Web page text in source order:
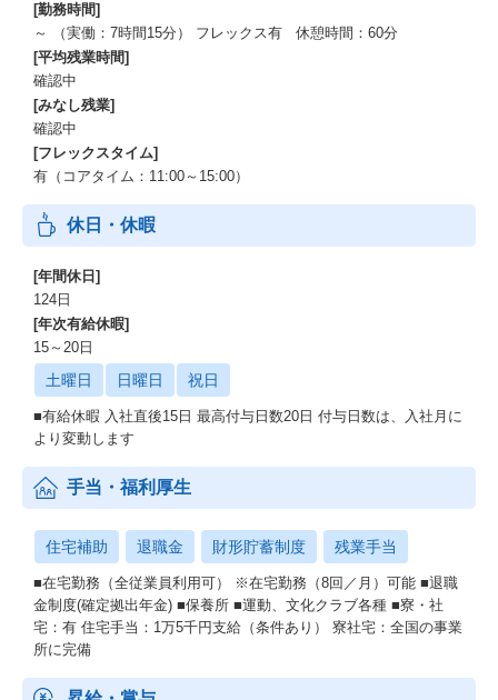
[勤務時間]
～ （実働：7時間15分） フレックス有 休憩時間：60分
[平均残業時間]
確認中
[みなし残業]
確認中
[フレックスタイム]
有（コアタイム：11:00～15:00）
休日・休暇
[年間休日]
124日
[年次有給休暇]
15～20日
土曜日 日曜日 祝日
■有給休暇 入社直後15日 最高付与日数20日 付与日数は、入社月に
より変動します
手当・福利厚生
住宅補助 退職金 財形貯蓄制度 残業手当
■在宅勤務（全従業員利用可） ※在宅勤務（8回／月）可能 ■退職
金制度(確定拠出年金) ■保養所 ■運動、文化クラブ各種 ■寮・社
宅：有 住宅手当：1万5千円支給（条件あり） 寮社宅：全国の事業
所に完備